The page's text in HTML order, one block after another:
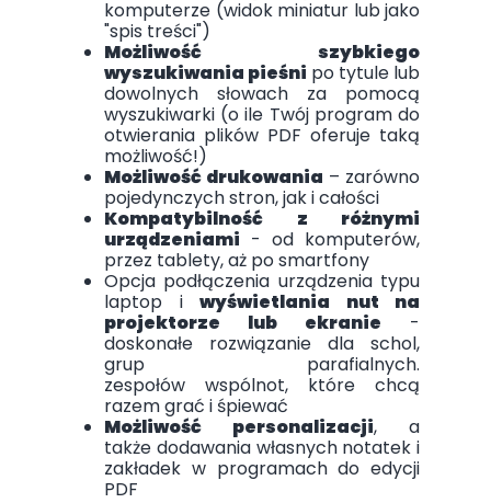
komputerze (widok miniatur lub jako
"spis treści")
Możliwość szybkiego
wyszukiwania pieśni po tytule lub
dowolnych słowach za pomocą
wyszukiwarki (o ile Twój program do
otwierania plików PDF oferuje taką
możliwość!)
Możliwość drukowania – zarówno
pojedynczych stron, jak i całości
Kompatybilność z różnymi
urządzeniami - od komputerów,
przez tablety, aż po smartfony
Opcja podłączenia urządzenia typu
laptop i wyświetlania nut na
projektorze lub ekranie -
doskonałe rozwiązanie dla schol,
grup parafialnych.
zespołów wspólnot, które chcą
razem grać i śpiewać
Możliwość personalizacji, a
także dodawania własnych notatek i
zakładek w programach do edycji
PDF